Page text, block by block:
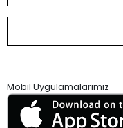
Mobil Uygulamalarımız